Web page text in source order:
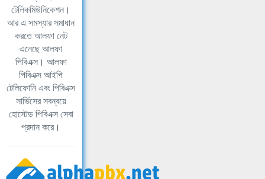
টেলিকমিউনিকেশন।
আর এ সমস্যার সমাধান
করতে আলফা নেট
এনেছে আলফা
পিবিএক্স। আলফা
পিবিএক্স আইপি
টেলিফোনি এবং পিবিএক্স
সার্ভিসের সবন্বয়ে
হোস্টেড পিবিএক্স সেবা
প্রদান করে।